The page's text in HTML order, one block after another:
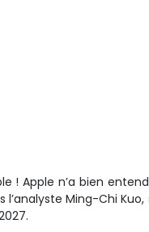
! Apple n’a bien
Ming-Chi